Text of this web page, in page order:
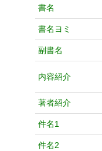
書名
書名ヨミ
副書名
内容紹介
著者紹介
件名1
件名2